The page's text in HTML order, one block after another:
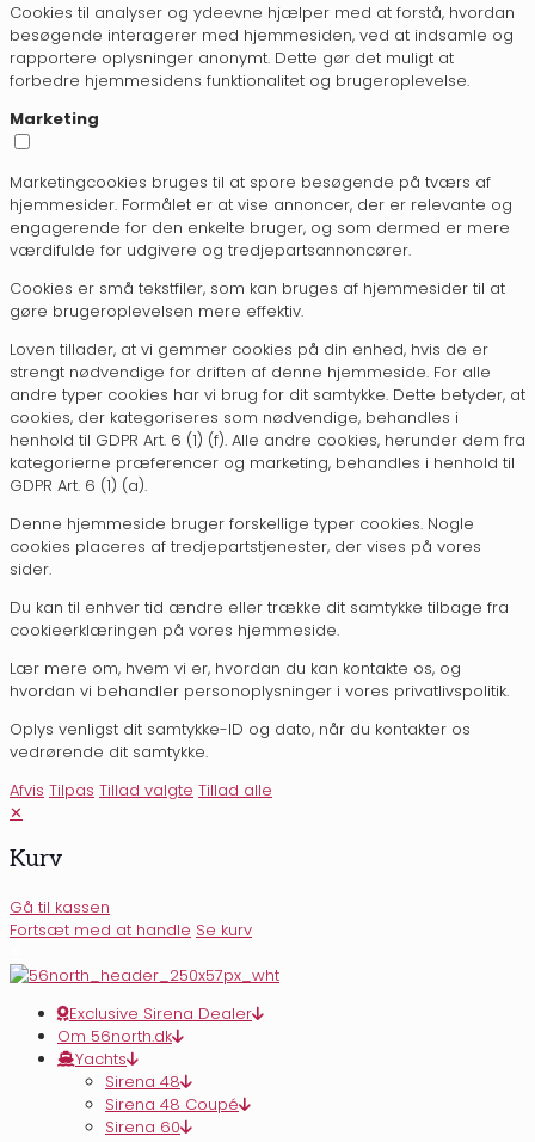
Cookies til analyser og ydeevne hjælper med at forstå, hvordan
besøgende interagerer med hjemmesiden, ved at indsamle og
rapportere oplysninger anonymt. Dette gør det muligt at
forbedre hjemmesidens funktionalitet og brugeroplevelse.
Marketing
Marketingcookies bruges til at spore besøgende på tværs af
hjemmesider. Formålet er at vise annoncer, der er relevante og
engagerende for den enkelte bruger, og som dermed er mere
værdifulde for udgivere og tredjepartsannoncører.
Cookies er små tekstfiler, som kan bruges af hjemmesider til at
gøre brugeroplevelsen mere effektiv.
Loven tillader, at vi gemmer cookies på din enhed, hvis de er
strengt nødvendige for driften af denne hjemmeside. For alle
andre typer cookies har vi brug for dit samtykke. Dette betyder, at
cookies, der kategoriseres som nødvendige, behandles i
henhold til GDPR Art. 6 (1) (f). Alle andre cookies, herunder dem fra
kategorierne præferencer og marketing, behandles i henhold til
GDPR Art. 6 (1) (a).
Denne hjemmeside bruger forskellige typer cookies. Nogle
cookies placeres af tredjepartstjenester, der vises på vores
sider.
Du kan til enhver tid ændre eller trække dit samtykke tilbage fra
cookieerklæringen på vores hjemmeside.
Lær mere om, hvem vi er, hvordan du kan kontakte os, og
hvordan vi behandler personoplysninger i vores privatlivspolitik.
Oplys venligst dit samtykke-ID og dato, når du kontakter os
vedrørende dit samtykke.
Afvis Tilpas Tillad valgte Tillad alle
✕
Kurv
Gå til kassen
Fortsæt med at handle Se kurv
Exclusive Sirena Dealer
Om 56north.dk
Yachts
Sirena 48
Sirena 48 Coupé
Sirena 60